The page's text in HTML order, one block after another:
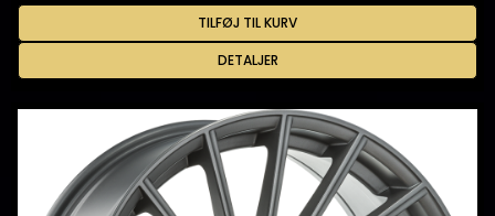
TILFØJ TIL KURV
DETALJER